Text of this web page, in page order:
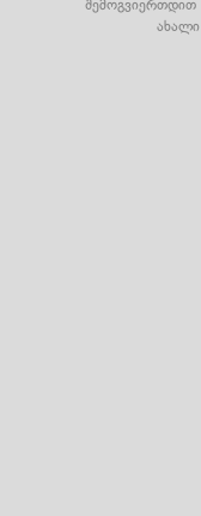
შემოგვიერთდით
ახალი